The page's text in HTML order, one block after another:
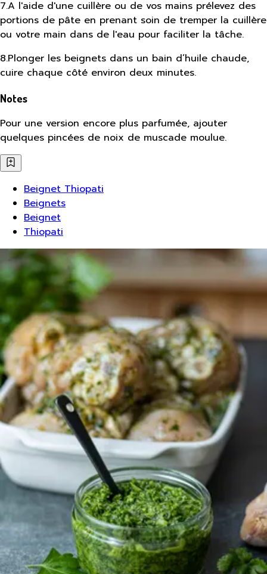
7.A l'aide d'une cuillère ou de vos mains prélevez des
portions de pâte en prenant soin de tremper la cuillère
ou votre main dans de l'eau pour faciliter la tâche.
8.Plonger les beignets dans un bain d’huile chaude,
cuire chaque côté environ deux minutes.
Notes
Pour une version encore plus parfumée, ajouter
quelques pincées de noix de muscade moulue.
Beignet Thiopati
Beignets
Beignet
Thiopati